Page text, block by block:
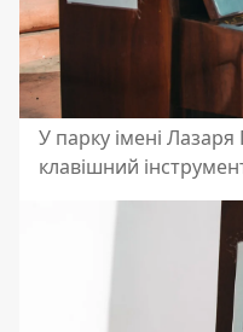
У парку імені
клавішний